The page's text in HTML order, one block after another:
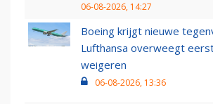
06-08-2026, 14:27
Boeing krijgt nieuwe
Lufthansa overweegt
weigeren
06-08-2026, 13:36